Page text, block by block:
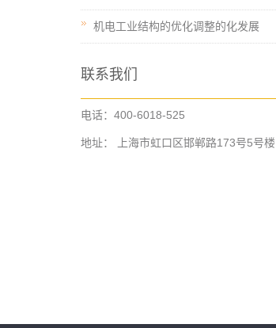
机电工业结构的优化调整的化发展
联系我们
电话：400-6018-525
地址： 上海市虹口区邯郸路173号5号楼